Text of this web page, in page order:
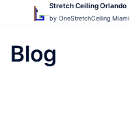
contenu
Stretch Ceiling Orlando
by OneStretchCeiling Miami
Blog